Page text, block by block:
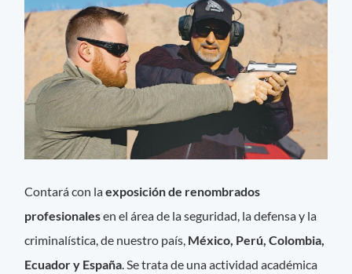
Contará con laexposición de renombrados
profesionalesen el área de la seguridad, la defensa y la
criminalística, de nuestro país, México, Perú, Colombia,
Ecuador y España . Se trata de una actividad académica